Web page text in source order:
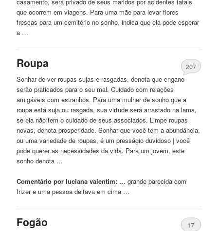
casamento, será privado de seus maridos por acidentes fatais
que ocorrem em viagens. Para uma mãe para levar flores
frescas para um cemitério no sonho, indica que ela pode esperar
a …
Roupa
207
Sonhar de ver roupas sujas e rasgadas, denota que engano
serão praticados para o seu mal. Cuidadocom relações
amigáveis ​​com estranhos. Para uma mulher de sonho que a
roupa está suja ou rasgada, sua virtude será arrastado na lama,
se ela não tem o cuidado de seus associados. Limpe roupas
novas, denota prosperidade. Sonhar que você tem a abundância,
ou uma variedade de roupas, é um presságio duvidoso | você
pode querer as necessidades da vida. Para um jovem, este
sonho denota …
Comentário por luciana valentim: … grande parecidacom
frizer e uma pessoa deitava em cima …
Fogão
17